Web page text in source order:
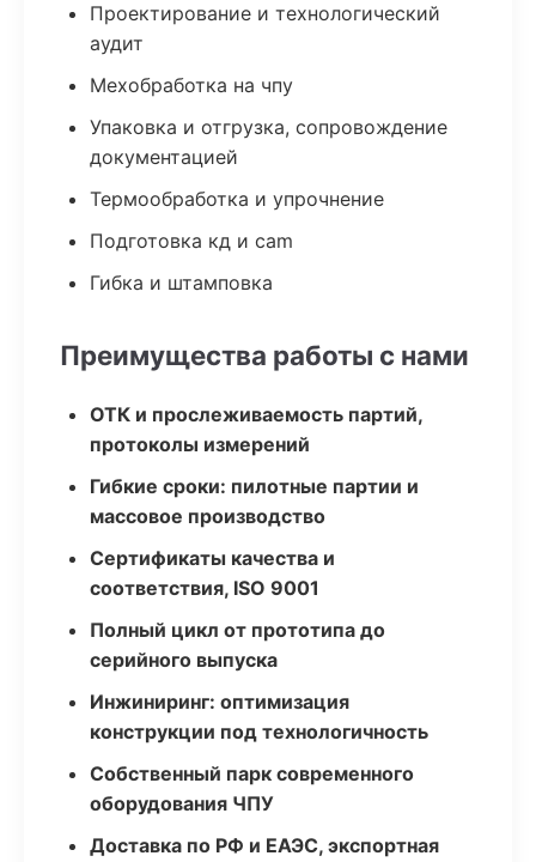
Проектирование и технологический
аудит
Мехобработка на чпу
Упаковка и отгрузка, сопровождение
документацией
Термообработка и упрочнение
Подготовка кд и cam
Гибка и штамповка
Преимущества работы с нами
ОТК и прослеживаемость партий,
протоколы измерений
Гибкие сроки: пилотные партии и
массовое производство
Сертификаты качества и
соответствия, ISO 9001
Полный цикл от прототипа до
серийного выпуска
Инжиниринг: оптимизация
конструкции под технологичность
Собственный парк современного
оборудования ЧПУ
Доставка по РФ и ЕАЭС, экспортная